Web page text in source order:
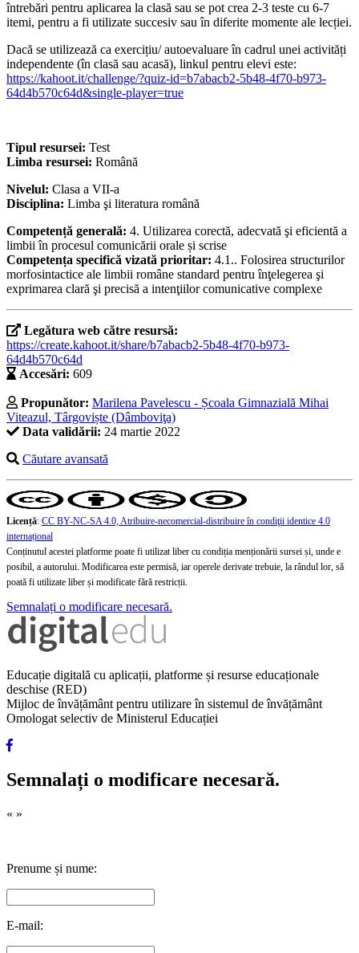
întrebări pentru aplicarea la clasă sau se pot crea 2-3 teste cu 6-7
itemi, pentru a fi utilizate succesiv sau în diferite momente ale lecției.
Dacă se utilizează ca exercițiu/ autoevaluare în cadrul unei activități
independente (în clasă sau acasă), linkul pentru elevi este:
https://kahoot.it/challenge/?quiz-id=b7abacb2-5b48-4f70-b973-
64d4b570c64d&single-player=true
Tipul resursei: Test
Limba resursei: Română
Nivelul: Clasa a VII-a
Disciplina: Limba şi literatura română
Competență generală: 4. Utilizarea corectă, adecvată şi eficientă a
limbii în procesul comunicării orale și scrise
Competența specifică vizată prioritar: 4.1.. Folosirea structurilor
morfosintactice ale limbii române standard pentru înţelegerea şi
exprimarea clară şi precisă a intenţiilor comunicative complexe
Legătura web către resursă:
https://create.kahoot.it/share/b7abacb2-5b48-4f70-b973-
64d4b570c64d
Accesări: 609
Propunător: Marilena Pavelescu - Școala Gimnazială Mihai
Viteazul, Târgoviște (Dâmboviţa)
Data validării: 24 martie 2022
Căutare avansată
Licență: CC BY-NC-SA 4.0, Atribuire-necomercial-distribuire în condiţii identice 4.0
internațional
Conținutul acestei platforme poate fi utilizat liber cu condiția menționării sursei și, unde e
posibil, a autorului. Modificarea este permisă, iar operele derivate trebuie, la rândul lor, să
poată fi utilizate liber și modificate fără restricții.
Semnalați o modificare necesară.
Educație digitală cu aplicații, platforme și resurse educaționale
deschise (RED)
Mijloc de învățământ pentru utilizare în sistemul de învățământ
Omologat selectiv de Ministerul Educației
Semnalați o modificare necesară.
« »
Prenume și nume:
E-mail: